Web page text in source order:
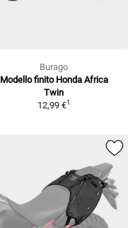
Burago
Modello finito Honda Africa
Twin
12,99 €1